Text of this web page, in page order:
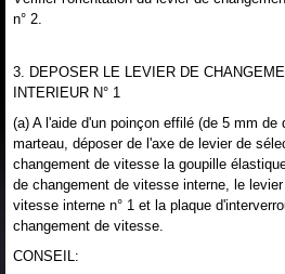
n° 2.
3. DEPOSER LE LEVIER DE
INTERIEUR N° 1
(a) A l'aide d'un poinçon effilé (de 5 mm de
marteau, déposer de l'axe de levier de
changement de vitesse la goupille
de changement de vitesse interne, le
vitesse interne n° 1 et la plaque
changement de vitesse.
CONSEIL: